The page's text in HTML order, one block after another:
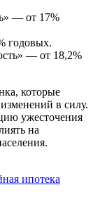
— от 17%
годовых.
— от 18,2%
которые
в силу.
ужесточения
на
ипотека